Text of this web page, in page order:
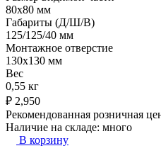
80х80 мм
Габариты (Д/Ш/В)
125/125/40 мм
Монтажное отверстие
130x130 мм
Вес
0,55 кг
₽ 2,950
Рекомендованная розничная
Наличие на складе: много
В корзину